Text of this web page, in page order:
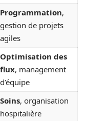
Programmation,
gestion de projets
agiles
Optimisation des
flux, management
d’équipe
Soins, organisation
hospitalière